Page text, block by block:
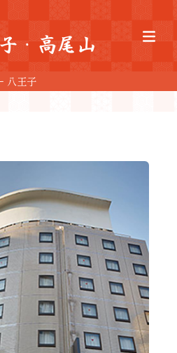
・高尾山
八王子